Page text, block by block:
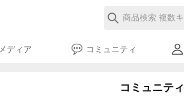
メディア コミュニティ
コミュニティ